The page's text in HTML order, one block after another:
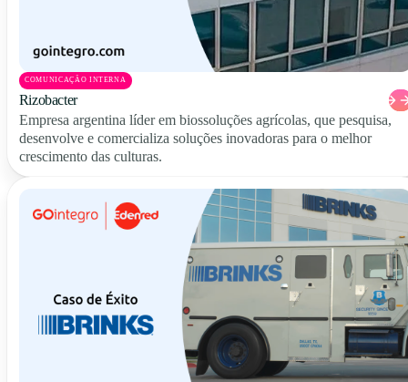
COMUNICAÇÃO INTERNA
Rizobacter
Empresa argentina líder em biossoluções agrícolas, que pesquisa,
desenvolve e comercializa soluções inovadoras para o melhor
crescimento das culturas.